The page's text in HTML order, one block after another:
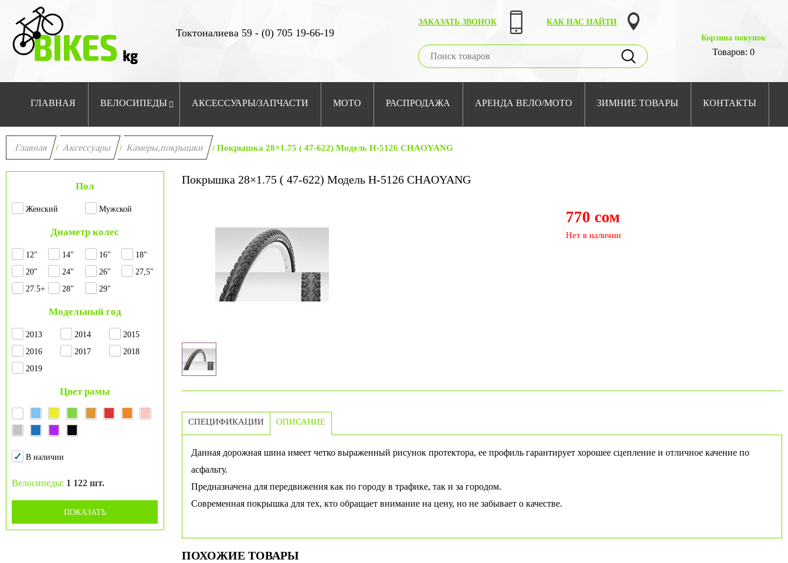
Токтоналиева 59 - (0) 705 19-66-19
ЗАКАЗАТЬ ЗВОНОК
КАК НАС НАЙТИ
Корзина покупок
Товаров: 0
ГЛАВНАЯ ВЕЛОСИПЕДЫ АКСЕССУАРЫ/ЗАПЧАСТИ МОТО РАСПРОДАЖА АРЕНДА ВЕЛО/МОТО ЗИМНИЕ ТОВАРЫ КОНТАКТЫ
Главная / Аксессуары / Камеры,покрышки / Покрышка 28×1.75 ( 47-622) Модель H-5126 CHAOYANG
Пол
Женский Мужской
Диаметр колес
12" 14" 16"
18"
20"
24" 26"
27,5"
27.5+
28" 29"
Модельный год
2013 2014
2015
2016
2017
2018
2019
Цвет рамы
В наличии
Велосипеды: 1 122 шт.
ПОКАЗАТЬ
Покрышка 28×1.75 ( 47-622) Модель H-5126 CHAOYANG
770 сом
Нет в наличии
СПЕЦИФИКАЦИИ ОПИСАНИЕ
Данная дорожная шина имеет четко выраженный рисунок протектора, ее профиль гарантирует хорошее сцепление и отличное качение по
асфальту.
Предназначена для передвижения как по городу в трафике, так и за городом.
Современная покрышка для тех, кто обращает внимание на цену, но не забывает о качестве.
ПОХОЖИЕ ТОВАРЫ